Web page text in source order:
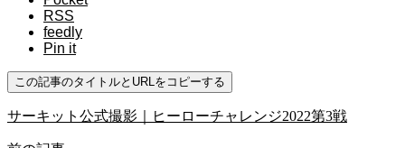
RSS
feedly
Pin it
この記事のタイトルとURLをコピーする
サーキット公式撮影｜ヒーローチャレンジ2022第3戦